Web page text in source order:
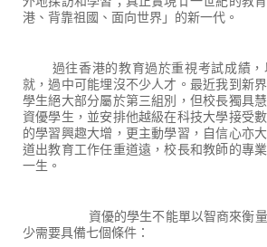
港、背靠祖國、面向世界」的新一代。
過往香港的教育過於重視考試成績，
就，過中可能埋沒不少人才。最近我到新
學生絕大部分屬於第三組別，但校長獨具
資優學生，並安排他越級在科技大學接受
的學習興趣大增，更主動學習，自信心亦
道出教育工作任重道遠，校長和教師的專
一生。
資優的學生不能單以智商來衡量，
少需要具備七個條件：